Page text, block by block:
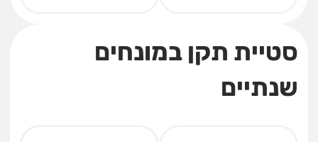
סטיית תקן במונחים
שנתיים